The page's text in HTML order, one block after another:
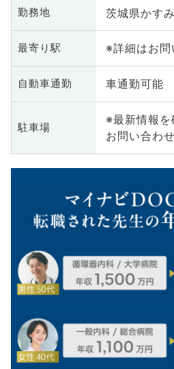
勤務地 茨城県かす
最寄り駅 ※詳細はお
自動車通勤 車通勤可能
駐車場
※最新情報
お問い合わ